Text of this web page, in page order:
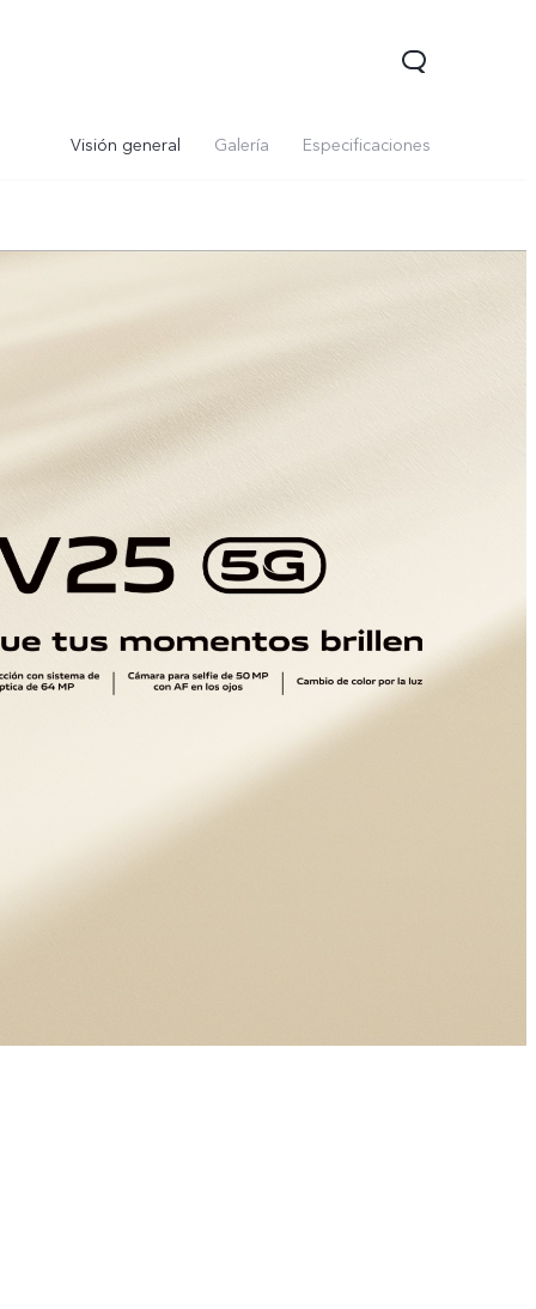
Visión general Galería Especificaciones